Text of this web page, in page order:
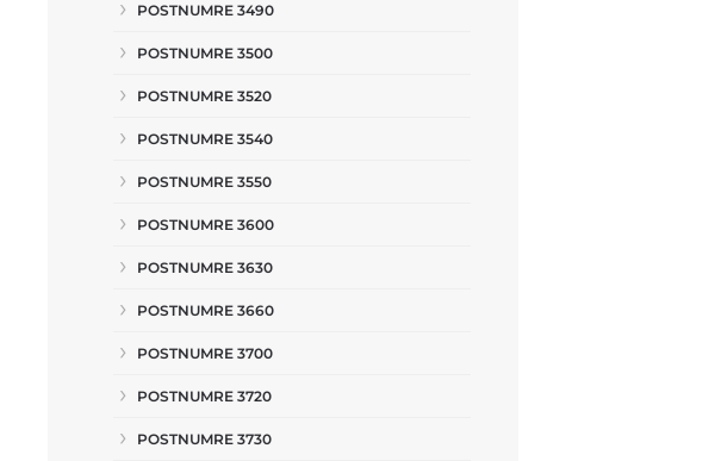
POSTNUMRE 3490
POSTNUMRE 3500
POSTNUMRE 3520
POSTNUMRE 3540
POSTNUMRE 3550
POSTNUMRE 3600
POSTNUMRE 3630
POSTNUMRE 3660
POSTNUMRE 3700
POSTNUMRE 3720
POSTNUMRE 3730